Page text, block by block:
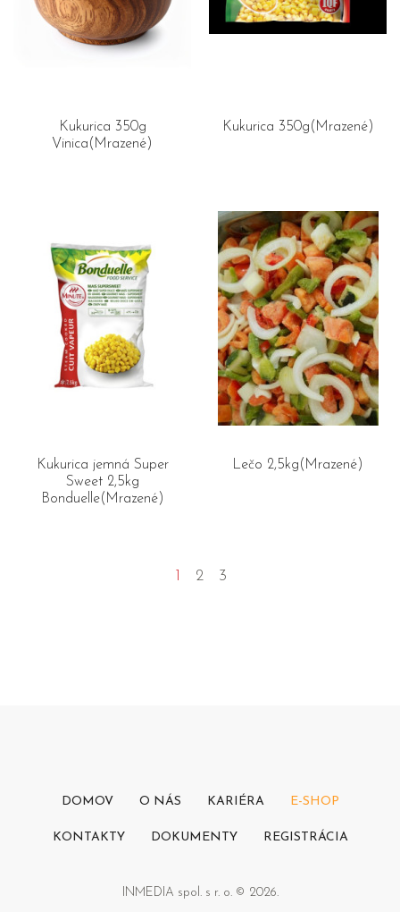
Kukurica 350g
Vinica(Mrazené)
Kukurica 350g(Mrazené)
Kukurica jemná Super
Sweet 2,5kg
Bonduelle(Mrazené)
Lečo 2,5kg(Mrazené)
1 2 3
DOMOV O NÁS KARIÉRA E-SHOP
KONTAKTY DOKUMENTY REGISTRÁCIA
INMEDIA spol. s r. o. © 2026.